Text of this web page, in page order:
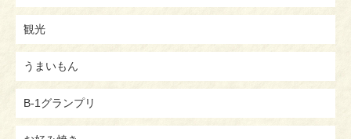
観光
うまいもん
B-1グランプリ